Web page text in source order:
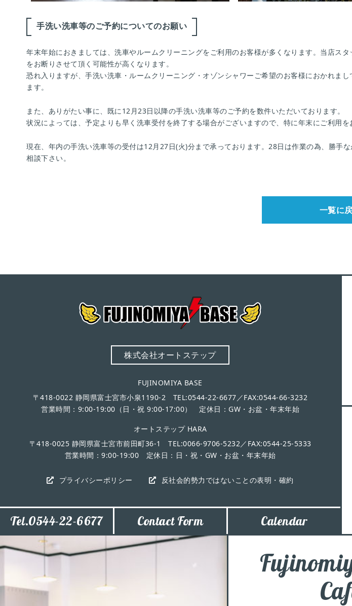
手洗い洗車等のご予約についてのお願い
年末年始におきましては、洗車やルームクリーニングをご利用のお客様が多くなります。当店ス
をお断りさせて頂く可能性が高くなります。
恐れ入りますが、手洗い洗車・ルームクリーニング・オゾンシャワーご希望のお客様におかれまし
ます。
また、ありがたい事に、既に12月23日以降の手洗い洗車等のご予約を数件いただいております。
状況によっては、予定よりも早く洗車受付を終了する場合がございますので、特に年末にご利用を
現在、年内の手洗い洗車等の受付は12月27日(火)分まで承っております。28日は作業の為、勝
相談下さい。
一覧に
株式会社オートステップ
FUJINOMIYA BASE
〒418-0022 静岡県富士宮市小泉1190-2 TEL:0544-22-6677／FAX:0544-66-3232
営業時間：9:00-19:00（日・祝 9:00-17:00） 定休日：GW・お盆・年末年始
オートステップ HARA
〒418-0025 静岡県富士宮市前田町36-1 TEL:0066-9706-5232／FAX:0544-25-5333
営業時間：9:00-19:00 定休日：日・祝・GW・お盆・年末年始
プライバシーポリシー 反社会的勢力ではないことの表明・確約
Tel.0544-22-6677 Contact Form Calendar